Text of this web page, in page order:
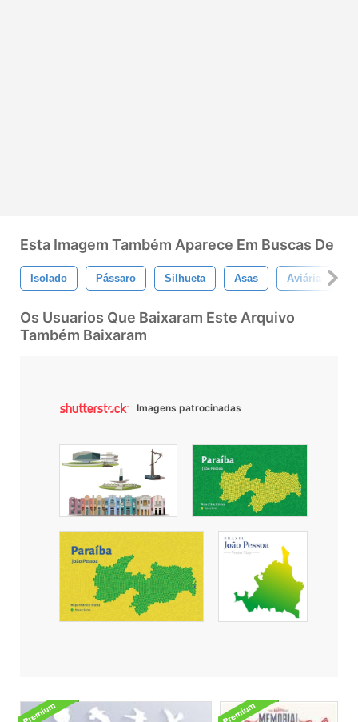
Esta Imagem Também Aparece Em Buscas De
Isolado Pássaro Silhueta Asas Aviária
Os Usuarios Que Baixaram Este Arquivo
Também Baixaram
Imagens patrocinadas